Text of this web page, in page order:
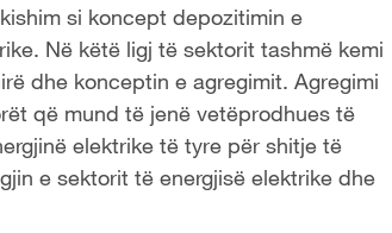
si koncept depozitimin e
Në këtë ligj të sektorit tashmë kemi
dhe konceptin e agregimit. Agregimi
që mund të jenë vetëprodhues të
elektrike të tyre për shitje të
e sektorit të energjisë elektrike dhe